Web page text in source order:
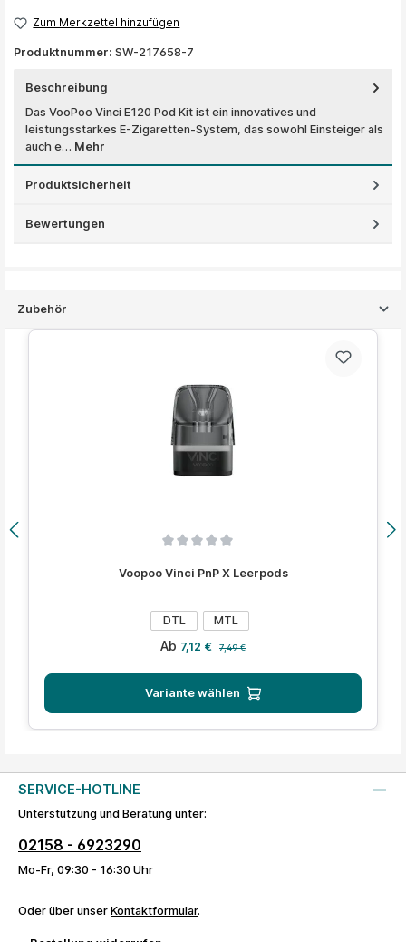
Zum Merkzettel hinzufügen
Produktnummer: SW-217658-7
Beschreibung
Das VooPoo Vinci E120 Pod Kit ist ein innovatives und
leistungsstarkes E-Zigaretten-System, das sowohl Einsteiger als
auch e… Mehr
Produktsicherheit
Bewertungen
Zubehör
Produktgalerie überspringen
Voopoo Vinci PnP X Leerpods
auswählen
DTL MTL
Verkaufspreis:
Ab 7,12 € 7,49 €
Variante wählen
SERVICE-HOTLINE
Unterstützung und Beratung unter:
02158 - 6923290
Mo-Fr, 09:30 - 16:30 Uhr
Oder über unser Kontaktformular.